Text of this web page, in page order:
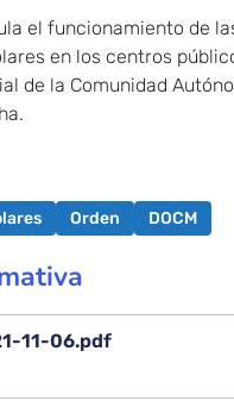
el funcionamiento de
en los centros
de la Comunidad
Orden DOCM
11-06.pdf